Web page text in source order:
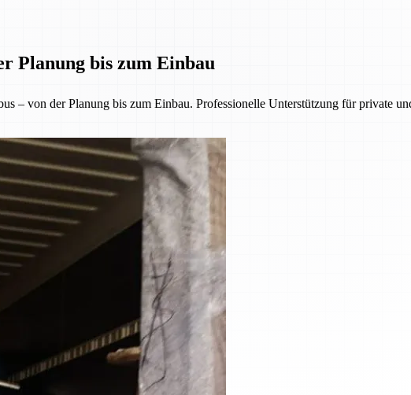
Planung bis zum Einbau
– von der Planung bis zum Einbau. Professionelle Unterstützung für private